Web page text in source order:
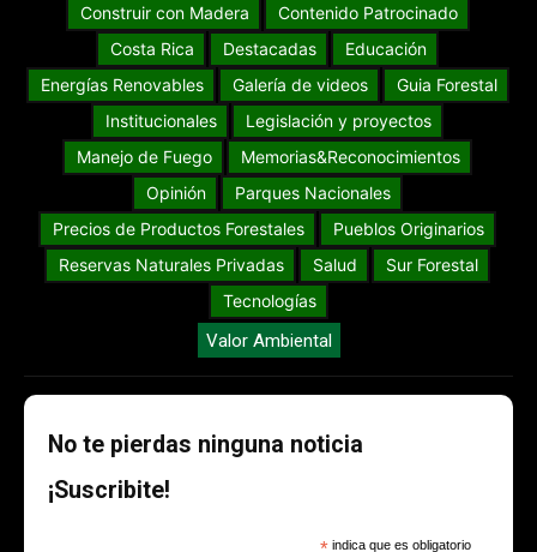
Construir con Madera
Contenido Patrocinado
Costa Rica
Destacadas
Educación
Energías Renovables
Galería de videos
Guia Forestal
Institucionales
Legislación y proyectos
Manejo de Fuego
Memorias&Reconocimientos
Opinión
Parques Nacionales
Precios de Productos Forestales
Pueblos Originarios
Reservas Naturales Privadas
Salud
Sur Forestal
Tecnologías
Valor Ambiental
No te pierdas ninguna noticia
¡Suscribite!
indica que es obligatorio